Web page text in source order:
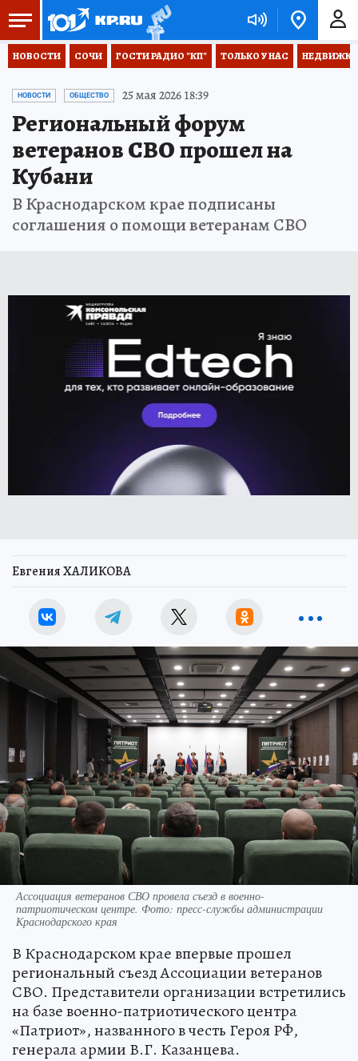
НОВОСТИ СОЧИ ГОСТИ РАДИО "КП" ТОЛЬКО У НАС НЕДВИЖКА
НОВОСТИ ОБЩЕСТВО 25 мая 2026 18:39
Региональный форум
ветеранов СВО прошел на
Кубани
В Краснодарском крае подписаны
соглашения о помощи ветеранам СВО
Евгения ХАЛИКОВА
Ассоциация ветеранов СВО провела съезд в военно-
патриотическом центре. Фото: пресс-службы администрации
Краснодарского края
В Краснодарском крае впервые прошел
региональный съезд Ассоциации ветеранов
СВО. Представители организации встретились
на базе военно-патриотического центра
«Патриот», названного в честь Героя РФ,
генерала армии В.Г. Казанцева.